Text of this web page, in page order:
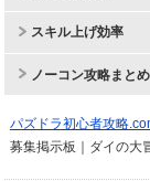
スキル上げ効率
ノーコン攻略まとめ
パズドラ初心者攻略
募集掲示板｜ダイの大